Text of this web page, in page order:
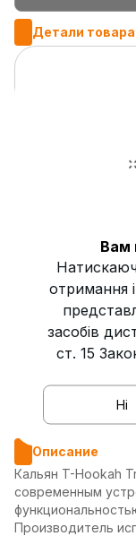
Детали товара
Высота
Страна
Тип
Диаметр
Описание
Кальян T-Hookah
современным
Производитель
Вам
отримання
засобів
ст. 15
Ні